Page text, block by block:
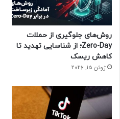
روش‌های جلوگیری از حملات
Zero-Day؛ از شناسایی تهدید تا
کاهش ریسک
ژوئن 15, 2026